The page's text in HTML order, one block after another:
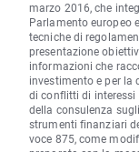
marzo 2016, che
Parlamento europeo
tecniche di
presentazione
informazioni che
investimento e per la
di conflitti di interessi
della consulenza
strumenti finanziari
voce 875, come